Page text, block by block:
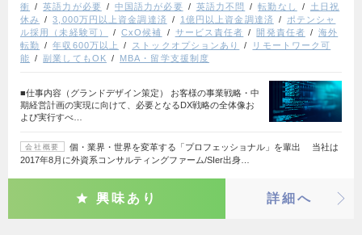
衝
英語力が必要 中国語力が必要 英語力不問 転勤なし
土日祝
休み
3,000万円以上資金調達済 1億円以上資金調達済
ポテンシャ
ル採用（未経験可）
CxO候補 サービス責任者 開発責任者
海外
転勤
年収600万以上 ストックオプションあり
リモートワーク可
能
副業してもOK MBA・留学支援制度
■仕事内容（グランドデザイン策定） お客様の事業戦略・中
期経営計画の実現に向けて、必要となるDX戦略の全体像お
よび実行すべ…
会社概要
個・業界・世界を変革する「プロフェッショナル」を輩出 当社は
2017年8月に外資系コンサルティングファーム/SIer出身…
興味あり 詳細へ